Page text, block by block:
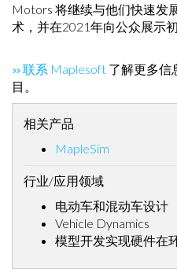
Motors 将继续与他们快速发
术，并在2021年向公众展示初
联系 Maplesoft 了解更多信
目。
相关产品
MapleSim
行业/应用领域
电动车和混动车设计
Vehicle Dynamics
模型开发实现硬件在